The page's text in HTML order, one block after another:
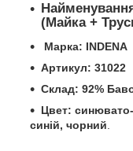
(Майка +
Маркa: INDENA
Артикул: 31022
Склад: 92%
Цвет:
синій, чорний